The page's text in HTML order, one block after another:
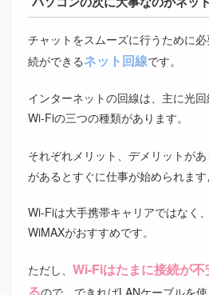
チャットをスムーズに行うために
続ができるネット回線です。
インターネットの回線は、主に光
Wi-Fiの三つの種類があります。
それぞれメリット、デメリットが
があるとすぐに仕事が始められます
Wi-Fiは大手携帯キャリアではなく
WiMAXがおすすめです。
ただし、Wi-Fiはたまに接続が